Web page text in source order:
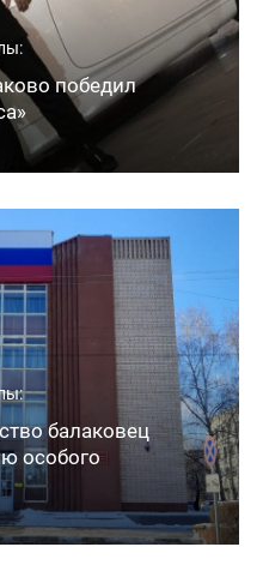
победил
балаковец
особого